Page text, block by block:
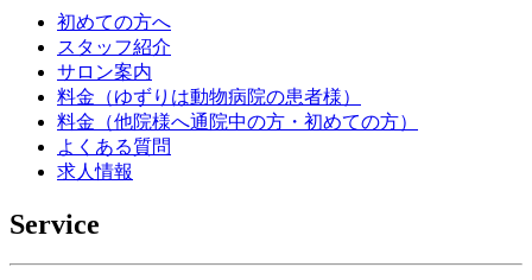
初めての方へ
スタッフ紹介
サロン案内
料金（ゆずりは動物病院の患者様）
料金（他院様へ通院中の方・初めての方）
よくある質問
求人情報
Service